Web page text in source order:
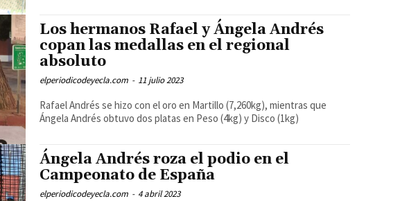
Los hermanos Rafael y Ángela Andrés
copan las medallas en el regional
absoluto
elperiodicodeyecla.com - 11 julio 2023
Rafael Andrés se hizo con el oro en Martillo (7,260kg), mientras que
Ángela Andrés obtuvo dos platas en Peso (4kg) y Disco (1kg)
Ángela Andrés roza el podio en el
Campeonato de España
elperiodicodeyecla.com - 4 abril 2023